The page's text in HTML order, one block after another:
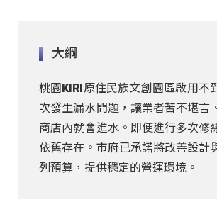
大綱
桃園KIRI原住民族文創園區啟用不
次發生漏水問題，讓業者苦不堪言
商店內就會進水。即便進行多次修
依舊存在。市府已承諾將改善設計
列預算，提供穩定的營運環境。